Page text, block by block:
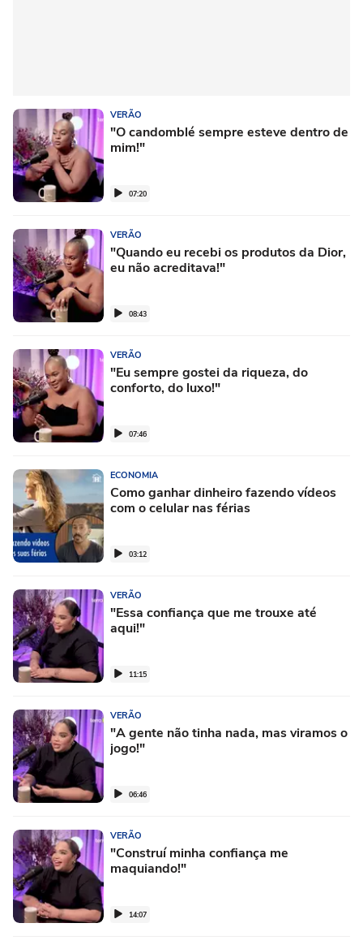
VERÃO
"O candomblé sempre esteve dentro de
mim!"
07:20
VERÃO
"Quando eu recebi os produtos da Dior,
eu não acreditava!"
08:43
VERÃO
"Eu sempre gostei da riqueza, do
conforto, do luxo!"
07:46
ECONOMIA
Como ganhar dinheiro fazendo vídeos
com o celular nas férias
03:12
VERÃO
"Essa confiança que me trouxe até
aqui!"
11:15
VERÃO
"A gente não tinha nada, mas viramos o
jogo!"
06:46
VERÃO
"Construí minha confiança me
maquiando!"
14:07